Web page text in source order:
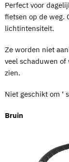
Perfect voor
fietsen op de weg.
lichtintensiteit.
Ze worden niet
veel schaduwen
zien.
Niet geschikt om ‘
Bruin